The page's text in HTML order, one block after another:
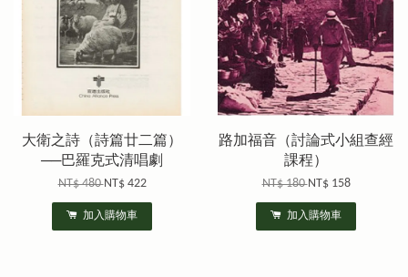
大衛之詩（詩篇廿二篇）
──巴羅克式清唱劇
NT$ 480NT$ 422
加入購物車
路加福音（討論式小組查經
課程）
NT$ 180NT$ 158
加入購物車